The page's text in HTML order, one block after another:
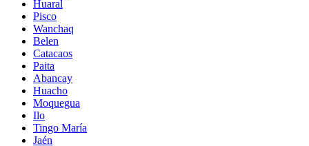
Huaral
Pisco
Wanchaq
Belen
Catacaos
Paita
Abancay
Huacho
Moquegua
Ilo
Tingo María
Jaén